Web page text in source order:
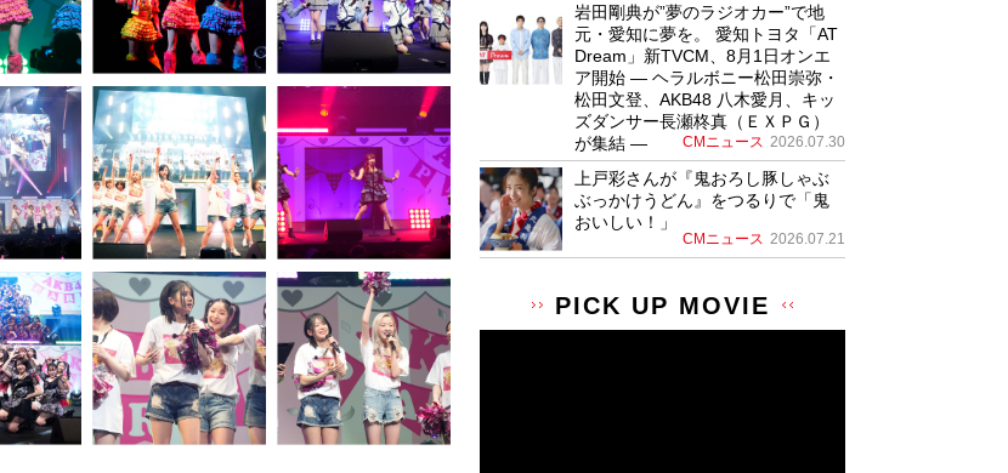
岩田剛典が”夢のラジオカー”で地
元・愛知に夢を。 愛知トヨタ「AT
Dream」新TVCM、8月1日オンエ
ア開始 ― ヘラルボニー松田崇弥・
松田文登、AKB48 八木愛月、キッ
ズダンサー長瀬柊真（ＥＸＰＧ）
が集結 ―
CMニュース 2026.07.30
上戸彩さんが『鬼おろし豚しゃぶ
ぶっかけうどん』をつるりで「鬼
おいしい！」
CMニュース 2026.07.21
PICK UP MOVIE